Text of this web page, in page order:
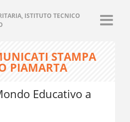
ISTITUTO TECNICO
STAMPA
PIAMARTA
Educativo a